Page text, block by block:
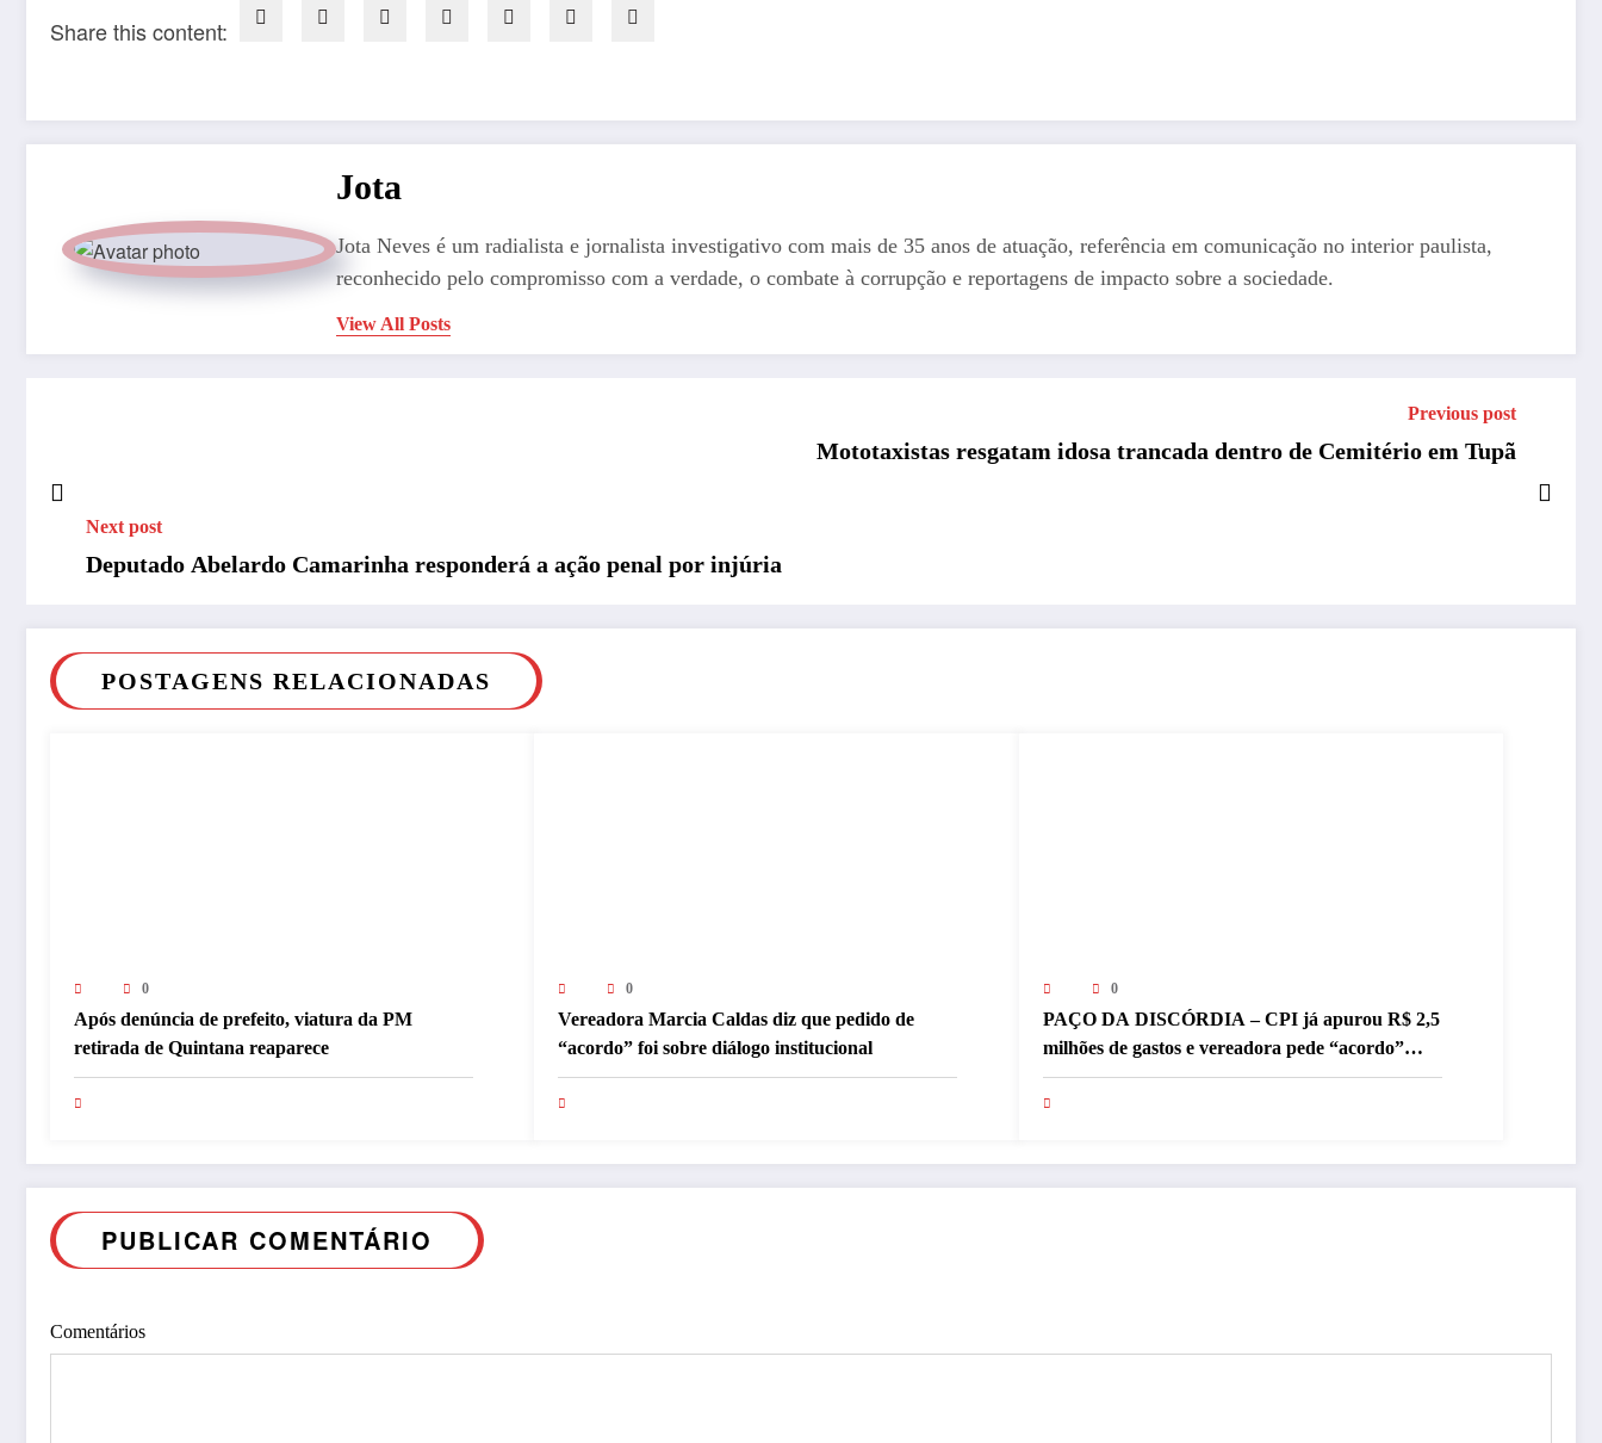
Share this content:
Jota
Jota Neves é um radialista e jornalista investigativo com mais de 35 anos de atuação, referência em comunicação no interior paulista,
reconhecido pelo compromisso com a verdade, o combate à corrupção e reportagens de impacto sobre a sociedade.
View All Posts
Previous post
Mototaxistas resgatam idosa trancada dentro de Cemitério em Tupã
Next post
Deputado Abelardo Camarinha responderá a ação penal por injúria
POSTAGENS RELACIONADAS
0
Após denúncia de prefeito, viatura da PM
retirada de Quintana reaparece
0
Vereadora Marcia Caldas diz que pedido de
“acordo” foi sobre diálogo institucional
0
PAÇO DA DISCÓRDIA – CPI já apurou R$ 2,5
milhões de gastos e vereadora pede “acordo”
para aprovar R$ 9,5 milhões
PUBLICAR COMENTÁRIO
Comentários